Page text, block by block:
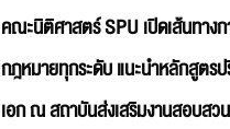
คณะนิติศาสตร์ SPU เปิดเส้นทาง
กฎหมายทุกระดับ แนะนำหลักสูตร
เอก ณ สถาบันส่งเสริมงานสอบสว